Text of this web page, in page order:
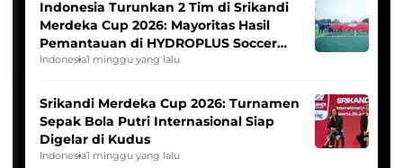
Indonesia Turunkan 2 Tim di Srikandi
Merdeka Cup 2026: Mayoritas Hasil
Pemantauan di HYDROPLUS Soccer
League
Indonesia1 minggu yang lalu
Srikandi Merdeka Cup 2026: Turnamen
Sepak Bola Putri Internasional Siap
Digelar di Kudus
Indonesia1 minggu yang lalu